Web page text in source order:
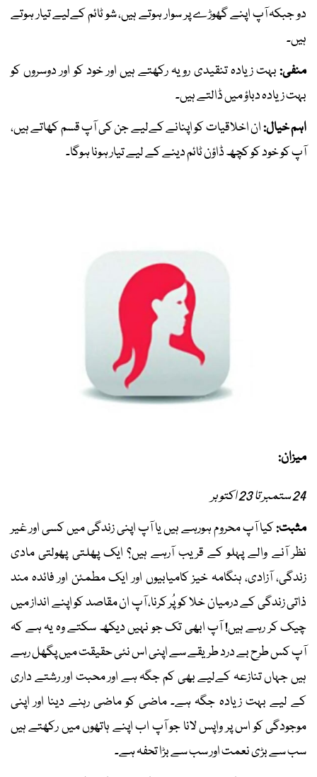
دو جبکہ آپ اپنے گھوڑے پر سوار ہوتے ہیں، شو ٹائم کےلیے تیار ہوتے
ہیں۔
منفی:بہت زیادہ تنقیدی رویہ رکھتے ہیں اور خود کو اور دوسروں کو
بہت زیادہ دباؤ میں ڈالتے ہیں۔
اہم خیال:ان اخلاقیات کو اپنانے کےلیے جن کی آپ قسم کھاتے ہیں،
آپ کو خود کو کچھ ڈاؤن ٹائم دینے کے لیے تیار ہونا ہوگا۔
میزان:
24 ستمبر تا 23 اکتوبر
مثبت:کیا آپ محروم ہورہے ہیں یا آپ اپنی زندگی میں کسی اور غیر
نظر آنے والے پہلو کے قریب آرہے ہیں؟ ایک پھلتی پھولتی مادی
زندگی، آزادی، ہنگامہ خیز کامیابیوں اور ایک مطمئن اور فائدہ مند
ذاتی زندگی کے درمیان خلا کو پُر کرنا، آپ ان مقاصد کو اپنے انداز میں
چیک کر رہے ہیں! آپ ابھی تک جو نہیں دیکھ سکتے وہ یہ ہے کہ
آپ کس طرح بے درد طریقے سے اپنی اس نئی حقیقت میں پگھل رہے
ہیں جہاں تنازعہ کےلیے بھی کم جگہ ہے اور محبت اور رشتے داری
کے لیے بہت زیادہ جگہ ہے۔ ماضی کو ماضی رہنے دینا اور اپنی
موجودگی کو اس پر واپس لانا جو آپ اب اپنے ہاتھوں میں رکھتے ہیں
سب سے بڑی نعمت اور سب سے بڑا تحفہ ہے۔